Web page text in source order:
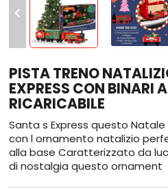

PISTA TRENO
EXPRESS CON BINARI
RICARICABILE
Santa s Express questo
con l ornamento natalizio
alla base Caratterizzato da
di nostalgia questo ornament